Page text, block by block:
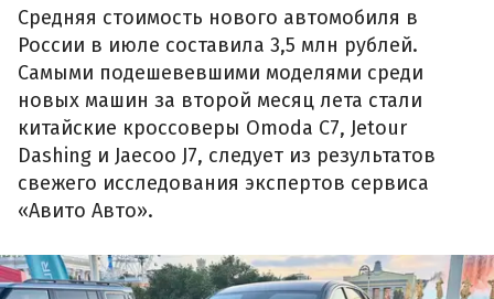
Средняя стоимость нового автомобиля в
России в июле составила 3,5 млн рублей.
Самыми подешевевшими моделями среди
новых машин за второй месяц лета стали
китайские кроссоверы Omoda C7, Jetour
Dashing и Jaecoo J7, следует из результатов
свежего исследования экспертов сервиса
«Авито Авто».